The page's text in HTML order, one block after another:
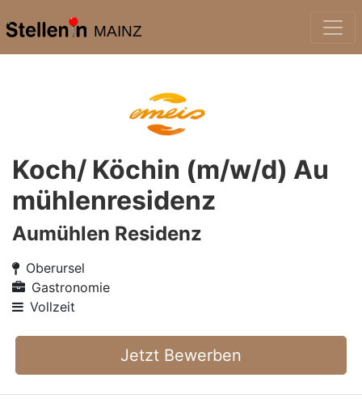
MAINZ
Koch/ Köchin (m/w/d) Au
mühlenresidenz
Aumühlen Residenz
Oberursel
Gastronomie
Vollzeit
Jetzt Bewerben